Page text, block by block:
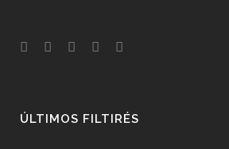
ÚLTIMOS FILTIRÉS